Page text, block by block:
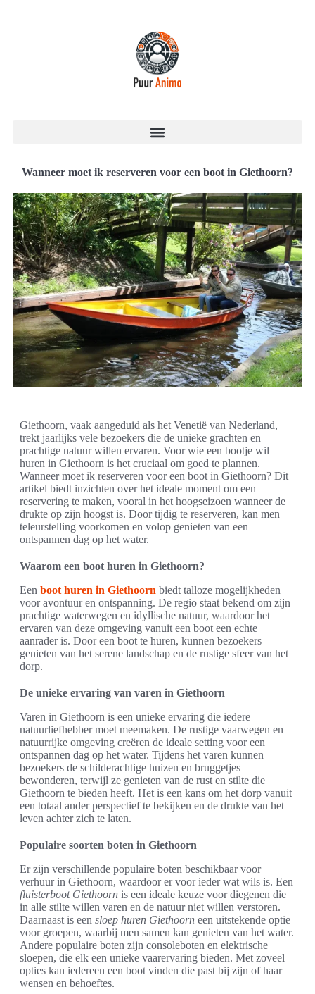
Wanneer moet ik reserveren voor een boot in Giethoorn?
Giethoorn, vaak aangeduid als het Venetië van Nederland,
trekt jaarlijks vele bezoekers die de unieke grachten en
prachtige natuur willen ervaren. Voor wie een bootje wil
huren in Giethoorn is het cruciaal om goed te plannen.
Wanneer moet ik reserveren voor een boot in Giethoorn? Dit
artikel biedt inzichten over het ideale moment om een
reservering te maken, vooral in het hoogseizoen wanneer de
drukte op zijn hoogst is. Door tijdig te reserveren, kan men
teleurstelling voorkomen en volop genieten van een
ontspannen dag op het water.
Waarom een boot huren in Giethoorn?
Een boot huren in Giethoorn biedt talloze mogelijkheden
voor avontuur en ontspanning. De regio staat bekend om zijn
prachtige waterwegen en idyllische natuur, waardoor het
ervaren van deze omgeving vanuit een boot een echte
aanrader is. Door een boot te huren, kunnen bezoekers
genieten van het serene landschap en de rustige sfeer van het
dorp.
De unieke ervaring van varen in Giethoorn
Varen in Giethoorn is een unieke ervaring die iedere
natuurliefhebber moet meemaken. De rustige vaarwegen en
natuurrijke omgeving creëren de ideale setting voor een
ontspannen dag op het water. Tijdens het varen kunnen
bezoekers de schilderachtige huizen en bruggetjes
bewonderen, terwijl ze genieten van de rust en stilte die
Giethoorn te bieden heeft. Het is een kans om het dorp vanuit
een totaal ander perspectief te bekijken en de drukte van het
leven achter zich te laten.
Populaire soorten boten in Giethoorn
Er zijn verschillende populaire boten beschikbaar voor
verhuur in Giethoorn, waardoor er voor ieder wat wils is. Een
fluisterboot Giethoorn is een ideale keuze voor diegenen die
in alle stilte willen varen en de natuur niet willen verstoren.
Daarnaast is een sloep huren Giethoorn een uitstekende optie
voor groepen, waarbij men samen kan genieten van het water.
Andere populaire boten zijn consoleboten en elektrische
sloepen, die elk een unieke vaarervaring bieden. Met zoveel
opties kan iedereen een boot vinden die past bij zijn of haar
wensen en behoeftes.